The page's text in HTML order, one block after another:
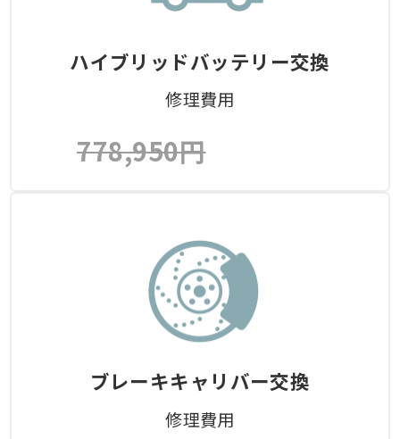
ハイブリッドバッテリー交換
修理費用
778,950円
ブレーキキャリバー交換
修理費用